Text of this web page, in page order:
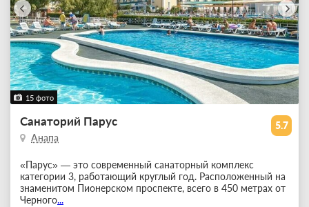
15 фото
5.7
Санаторий Парус
Анапа
«Парус» — это современный санаторный комплекс
категории 3, работающий круглый год. Расположенный на
знаменитом Пионерском проспекте, всего в 450 метрах от
Черного...